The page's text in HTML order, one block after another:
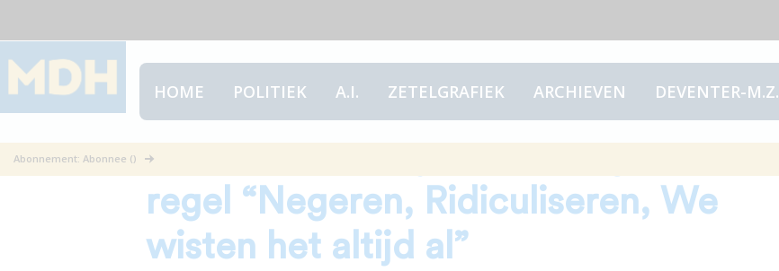
HOME POLITIEK A.I. ZETELGRAFIEK ARCHIEVEN DEVENTER-M.Z.
Abonnement: Abonnee ()
Keulemans en zijn uitvoering van de
regel “Negeren, Ridiculiseren, We
wisten het altijd al”